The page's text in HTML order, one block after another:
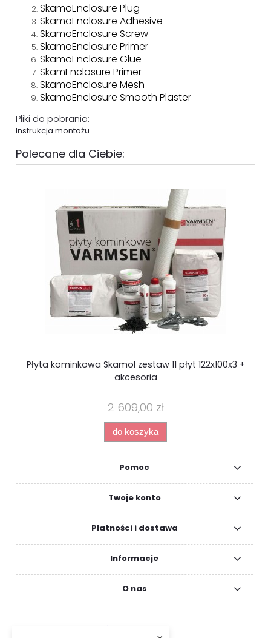
SkamoEnclosure Plug
SkamoEnclosure Adhesive
SkamoEnclosure Screw
SkamoEnclosure Primer
SkamoEnclosure Glue
SkamEnclosure Primer
SkamoEnclosure Mesh
SkamoEnclosure Smooth Plaster
Pliki do pobrania:
Instrukcja montażu
Polecane dla Ciebie:
Płyta kominkowa Skamol zestaw 11 płyt 122x100x3 +
akcesoria
2 609,00 zł
do koszyka
Pomoc
Twoje konto
Płatności i dostawa
Informacje
O nas